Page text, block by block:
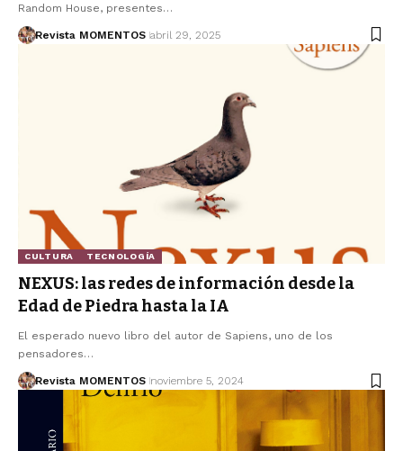
Random House, presentes…
Revista MOMENTOS abril 29, 2025
CULTURA TECNOLOGÍA
NEXUS: las redes de información desde la
Edad de Piedra hasta la IA
El esperado nuevo libro del autor de Sapiens, uno de los
pensadores…
Revista MOMENTOS noviembre 5, 2024